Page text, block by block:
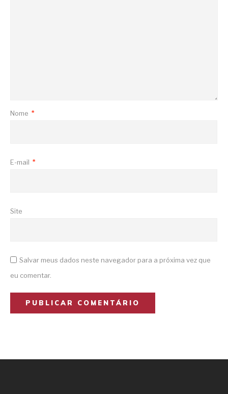
Nome *
E-mail *
Site
Salvar meus dados neste navegador para a próxima vez que
eu comentar.